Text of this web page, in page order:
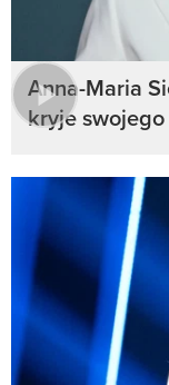
Anna-Maria
kryje